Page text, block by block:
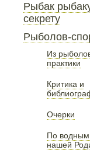
Рыбак
секрету
Рыболов-
Из
практики
Критика и
Очерки
По водным
нашей